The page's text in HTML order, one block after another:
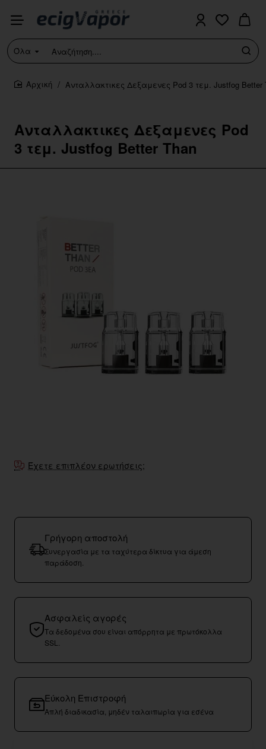
Όλα
Αναζήτηση....
Ανταλλακτικες Δεξαμενες Pod
3 τεμ. Justfog Better Than
home
Ανταλλακτικες Δεξαμενες Pod 3 τεμ. Justfog Better
Έχετε επιπλέον ερωτήσεις;
Γρήγορη αποστολή
Συνεργασία με τα ταχύτερα δίκτυα για άμεση
παράδοση.
Ασφαλείς αγορές
Τα δεδομένα σου είναι απόρρητα με πρωτόκολλα
SSL.
Εύκολη Επιστροφή
Απλή διαδικασία, μηδέν ταλαιπωρία για εσένα